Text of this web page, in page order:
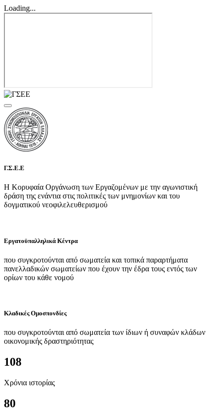
Loading...
Γ.Σ.Ε.Ε
Η Κορυφαία Οργάνωση των Εργαζομένων με την αγωνιστική
δράση της ενάντια στις πολιτικές των μνημονίων και του
δογματικού νεοφιλελευθερισμού
Εργατοϋπαλληλικά Κέντρα
που συγκροτούνται από σωματεία και τοπικά παραρτήματα
πανελλαδικών σωματείων που έχουν την έδρα τους εντός των
ορίων του κάθε νομού
Κλαδικές Ομοσπονδίες
που συγκροτούνται από σωματεία των ίδιων ή συναφών κλάδων
οικονομικής δραστηριότητας
108
Χρόνια ιστορίας
80